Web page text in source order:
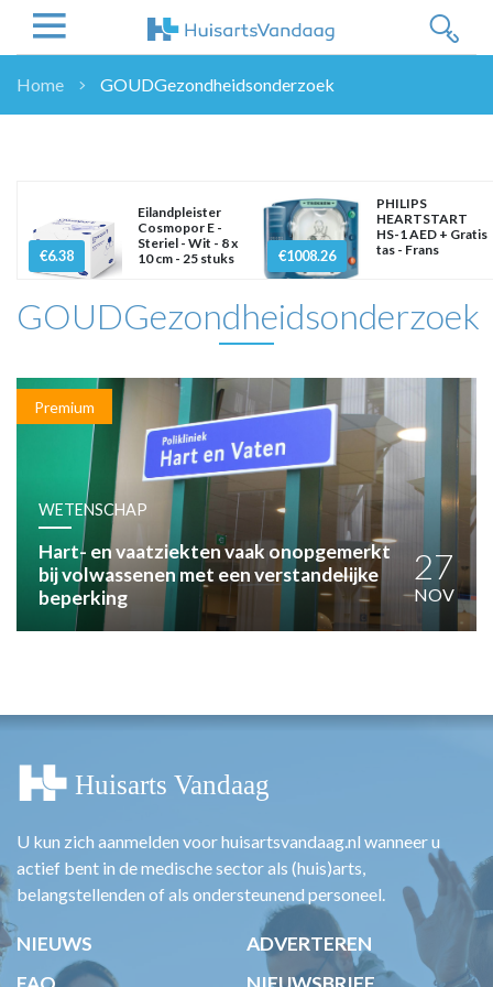
WETENSCHAP
ZORGVERZEKERAARS
NASCHOLINGEN
ENQUÊTES
NHG
LHV
OPINIE
HUISARTSENPOST
PRAKTIJKZAKEN
TARIEVEN
VPHUISARTSEN
MEDISCHE VAKHANDEL
Home GOUDGezondheidsonderzoek
€6.38
Eilandpleister
Cosmopor E -
Steriel - Wit - 8 x
10 cm - 25 stuks
€1008.26
PHILIPS
HEARTSTART
HS-1 AED + Gratis
tas - Frans
GOUDGezondheidsonderzoek
Premium
WETENSCHAP
Hart- en vaatziekten vaak onopgemerkt
bij volwassenen met een verstandelijke
beperking
27
NOV
U kun zich aanmelden voor huisartsvandaag.nl wanneer u
actief bent in de medische sector als (huis)arts,
belangstellenden of als ondersteunend personeel.
NIEUWS
ADVERTEREN